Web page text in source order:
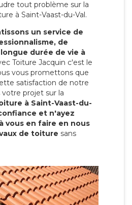
tout problème sur la
à Saint-Vaast-du-Val.
un service de
de
durée de vie à
Toiture Jacquin c'est le
vous promettons que
satisfaction de notre
projet sur la
à Saint-Vaast-du-
et n'ayez
vous en faire en nous
de toiture sans